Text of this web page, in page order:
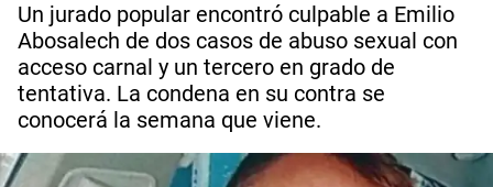
Un jurado popular encontró culpable a Emilio
Abosalech de dos casos de abuso sexual con
acceso carnal y un tercero en grado de
tentativa. La condena en su contra se
conocerá la semana que viene.